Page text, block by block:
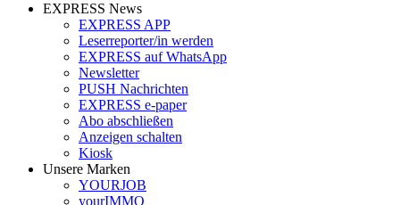
EXPRESS News
EXPRESS APP
Leserreporter/in werden
EXPRESS auf WhatsApp
Newsletter
PUSH Nachrichten
EXPRESS e-paper
Abo abschließen
Anzeigen schalten
Kiosk
Unsere Marken
YOURJOB
yourIMMO